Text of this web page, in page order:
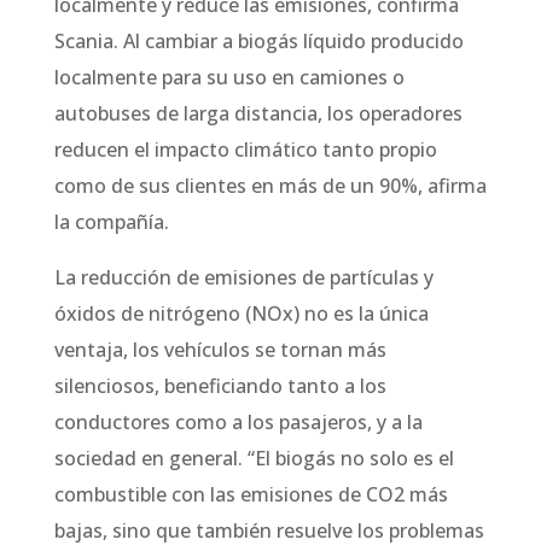
Scania. Al cambiar a biogás líquido producido
localmente para su uso en camiones o
autobuses de larga distancia, los operadores
reducen el impacto climático tanto propio
como de sus clientes en más de un 90%, afirma
la compañía.
La reducción de emisiones de partículas y
óxidos de nitrógeno (NOx) no es la única
ventaja, los vehículos se tornan más
silenciosos, beneficiando tanto a los
conductores como a los pasajeros, y a la
sociedad en general. “El biogás no solo es el
combustible con las emisiones de CO2 más
bajas, sino que también resuelve los problemas